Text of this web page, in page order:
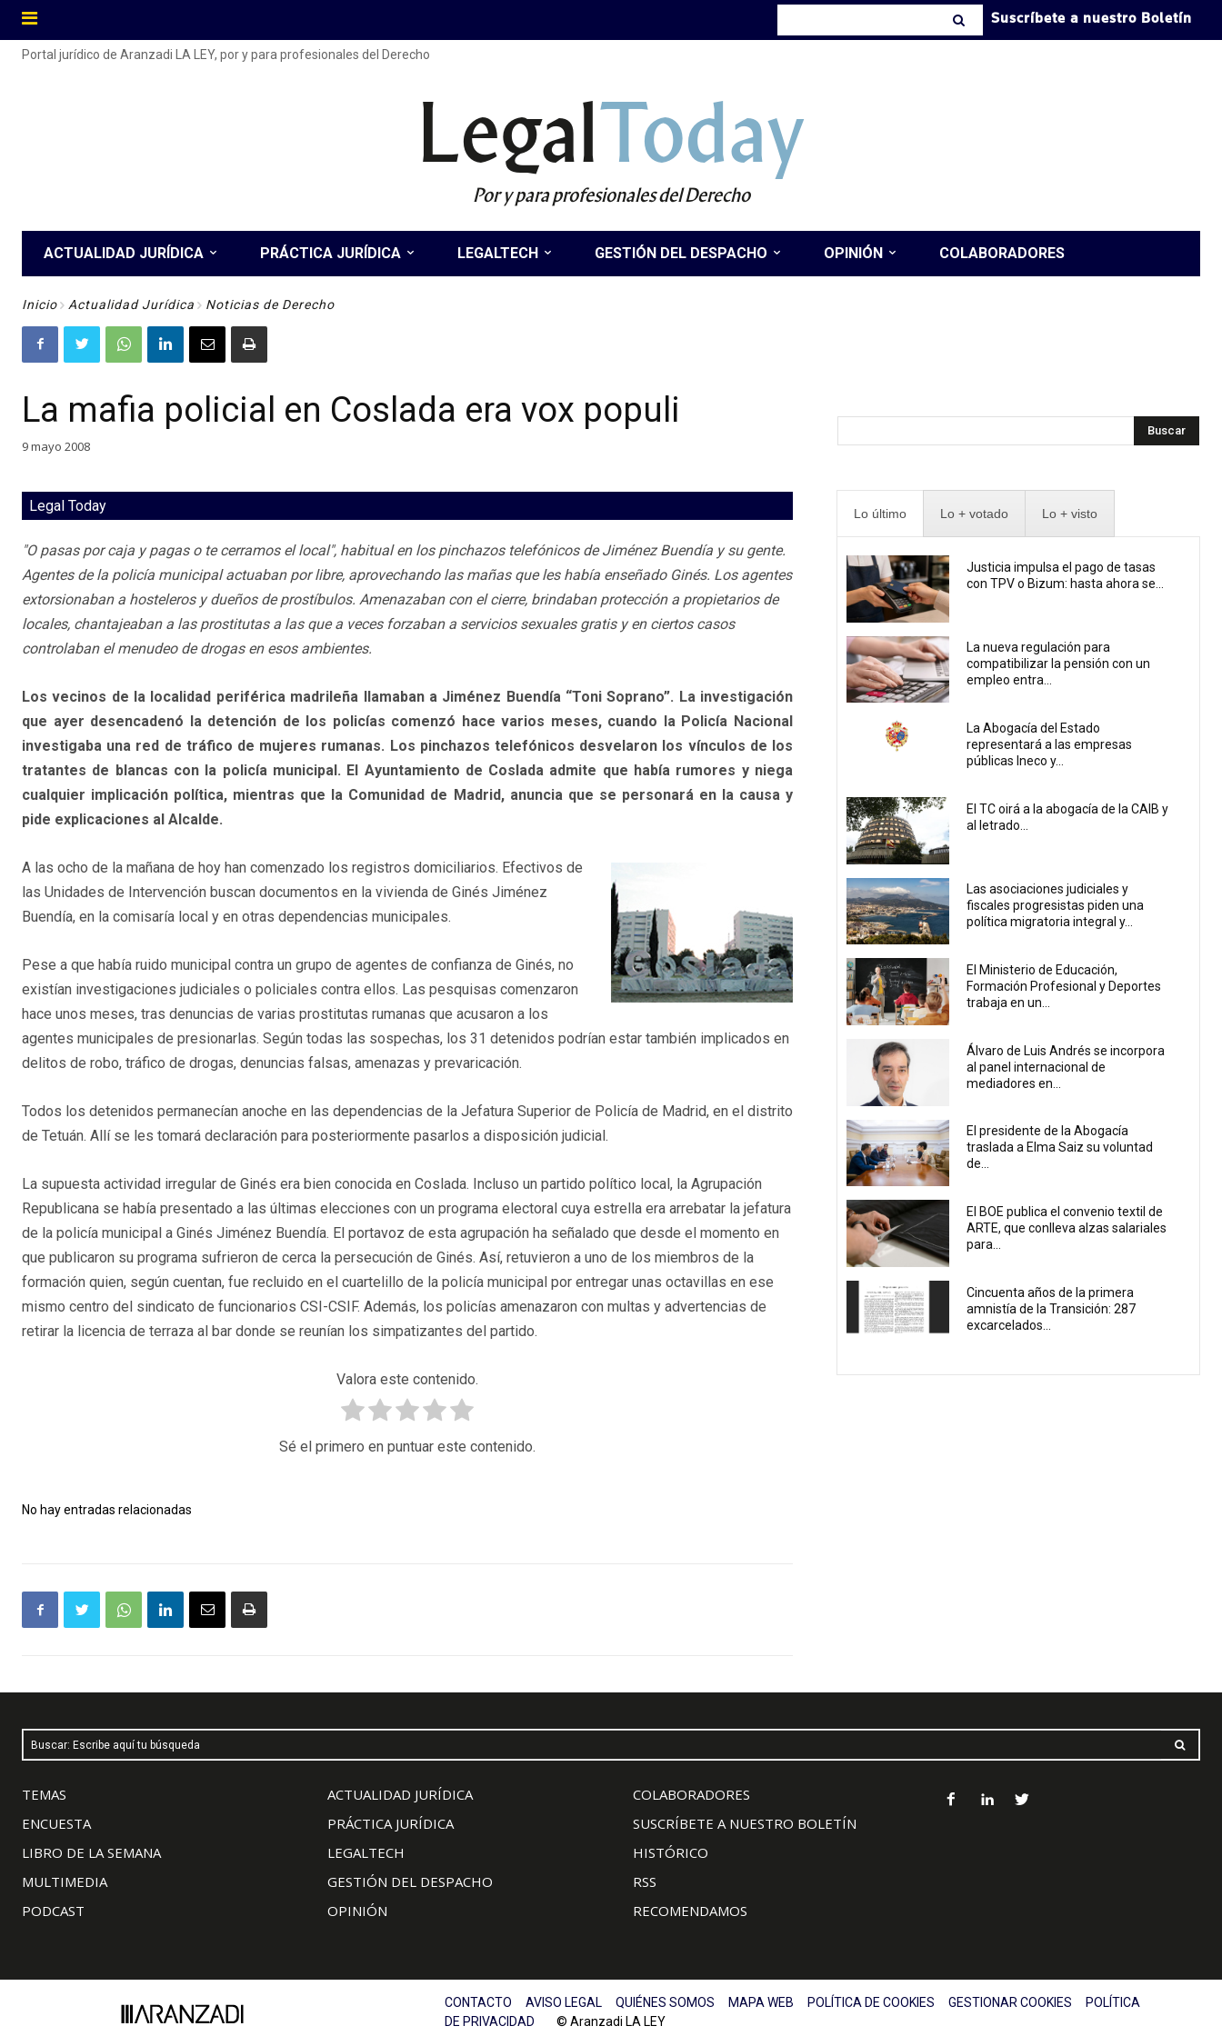
Suscríbete a nuestro Boletín
Portal jurídico de Aranzadi LA LEY, por y para profesionales del Derecho
LegalToday
Por y para profesionales del Derecho
ACTUALIDAD JURÍDICA PRÁCTICA JURÍDICA LEGALTECH GESTIÓN DEL DESPACHO OPINIÓN COLABORADORES
Inicio Actualidad Jurídica Noticias de Derecho
La mafia policial en Coslada era vox populi
9 mayo 2008
Legal Today
"O pasas por caja y pagas o te cerramos el local", habitual en los pinchazos telefónicos de Jiménez Buendía y su gente.
Agentes de la policía municipal actuaban por libre, aprovechando las mañas que les había enseñado Ginés. Los agentes
extorsionaban a hosteleros y dueños de prostíbulos. Amenazaban con el cierre, brindaban protección a propietarios de
locales, chantajeaban a las prostitutas a las que a veces forzaban a servicios sexuales gratis y en ciertos casos
controlaban el menudeo de drogas en esos ambientes.
Los vecinos de la localidad periférica madrileña llamaban a Jiménez Buendía “Toni Soprano”. La investigación
que ayer desencadenó la detención de los policías comenzó hace varios meses, cuando la Policía Nacional
investigaba una red de tráfico de mujeres rumanas. Los pinchazos telefónicos desvelaron los vínculos de los
tratantes de blancas con la policía municipal. El Ayuntamiento de Coslada admite que había rumores y niega
cualquier implicación política, mientras que la Comunidad de Madrid, anuncia que se personará en la causa y
pide explicaciones al Alcalde.
A las ocho de la mañana de hoy han comenzado los registros domiciliarios. Efectivos de
las Unidades de Intervención buscan documentos en la vivienda de Ginés Jiménez
Buendía, en la comisaría local y en otras dependencias municipales.
Pese a que había ruido municipal contra un grupo de agentes de confianza de Ginés, no
existían investigaciones judiciales o policiales contra ellos. Las pesquisas comenzaron
hace unos meses, tras denuncias de varias prostitutas rumanas que acusaron a los
agentes municipales de presionarlas. Según todas las sospechas, los 31 detenidos podrían estar también implicados en
delitos de robo, tráfico de drogas, denuncias falsas, amenazas y prevaricación.
Todos los detenidos permanecían anoche en las dependencias de la Jefatura Superior de Policía de Madrid, en el distrito
de Tetuán. Allí se les tomará declaración para posteriormente pasarlos a disposición judicial.
La supuesta actividad irregular de Ginés era bien conocida en Coslada. Incluso un partido político local, la Agrupación
Republicana se había presentado a las últimas elecciones con un programa electoral cuya estrella era arrebatar la jefatura
de la policía municipal a Ginés Jiménez Buendía. El portavoz de esta agrupación ha señalado que desde el momento en
que publicaron su programa sufrieron de cerca la persecución de Ginés. Así, retuvieron a uno de los miembros de la
formación quien, según cuentan, fue recluido en el cuartelillo de la policía municipal por entregar unas octavillas en ese
mismo centro del sindicato de funcionarios CSI-CSIF. Además, los policías amenazaron con multas y advertencias de
retirar la licencia de terraza al bar donde se reunían los simpatizantes del partido.
Valora este contenido.
Sé el primero en puntuar este contenido.
No hay entradas relacionadas
Buscar
Lo último Lo + votado Lo + visto
Justicia impulsa el pago de tasas
con TPV o Bizum: hasta ahora se...
La nueva regulación para
compatibilizar la pensión con un
empleo entra...
La Abogacía del Estado
representará a las empresas
públicas Ineco y...
El TC oirá a la abogacía de la CAIB y
al letrado...
Las asociaciones judiciales y
fiscales progresistas piden una
política migratoria integral y...
El Ministerio de Educación,
Formación Profesional y Deportes
trabaja en un...
Álvaro de Luis Andrés se incorpora
al panel internacional de
mediadores en...
El presidente de la Abogacía
traslada a Elma Saiz su voluntad
de...
El BOE publica el convenio textil de
ARTE, que conlleva alzas salariales
para...
Cincuenta años de la primera
amnistía de la Transición: 287
excarcelados...
Buscar: Escribe aquí tu búsqueda
TEMAS
ENCUESTA
LIBRO DE LA SEMANA
MULTIMEDIA
PODCAST
ACTUALIDAD JURÍDICA
PRÁCTICA JURÍDICA
LEGALTECH
GESTIÓN DEL DESPACHO
OPINIÓN
COLABORADORES
SUSCRÍBETE A NUESTRO BOLETÍN
HISTÓRICO
RSS
RECOMENDAMOS
CONTACTO AVISO LEGAL QUIÉNES SOMOS MAPA WEB POLÍTICA DE COOKIES GESTIONAR COOKIES
POLÍTICA
DE PRIVACIDAD © Aranzadi LA LEY